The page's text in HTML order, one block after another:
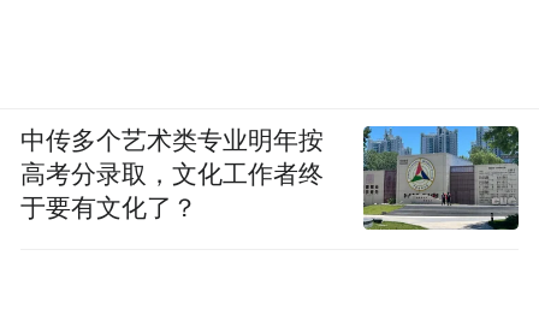
中传多个艺术类专业明年按
高考分录取，文化工作者终
于要有文化了？